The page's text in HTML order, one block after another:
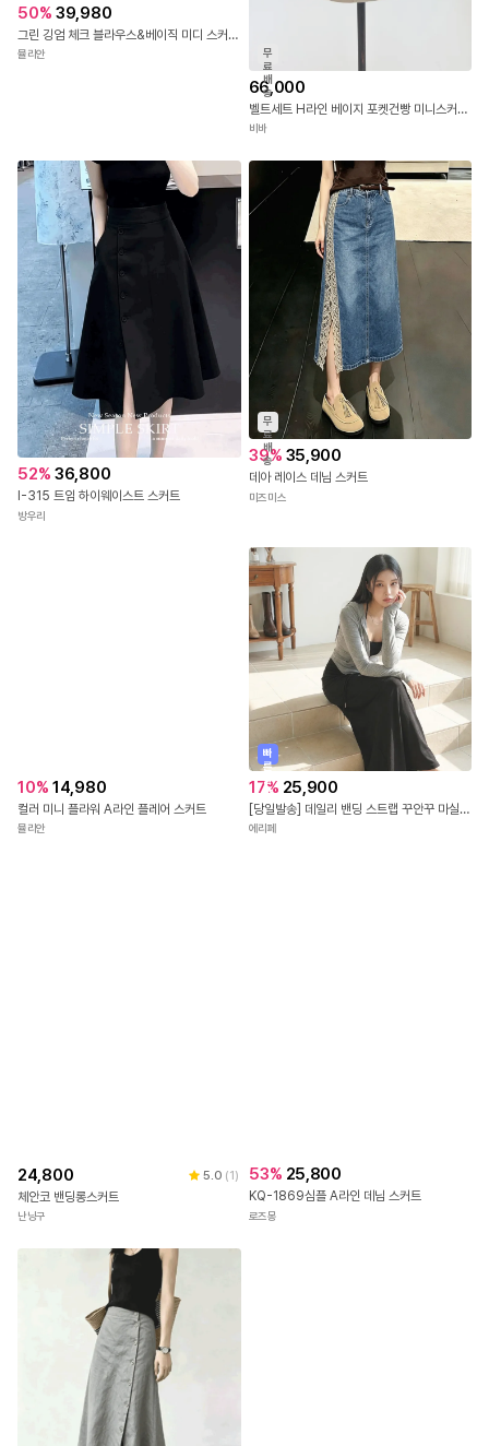
50% 39,980
그린 깅엄 체크 블라우스&베이직 미디 스커트&그린 스퀘어 벨트 3SET
뮬리안
무
료
배
송
66,000
벨트세트 H라인 베이지 포켓건빵 미니스커트 26FW
비바
52% 36,800
I-315 트임 하이웨이스트 스커트
방우리
무
료
배
송
39% 35,900
데아 레이스 데님 스커트
미즈미스
10% 14,980
컬러 미니 플라워 A라인 플레어 스커트
뮬리안
빠
른
출
발
17% 25,900
[당일발송] 데일리 밴딩 스트랩 꾸안꾸 마실룩 A라인 롱 스커트 (3COLOR)
에리페
24,800 5.0 (1)
체안코 밴딩롱스커트
난닝구
53% 25,800
KQ-1869심플 A라인 데님 스커트
로즈몽